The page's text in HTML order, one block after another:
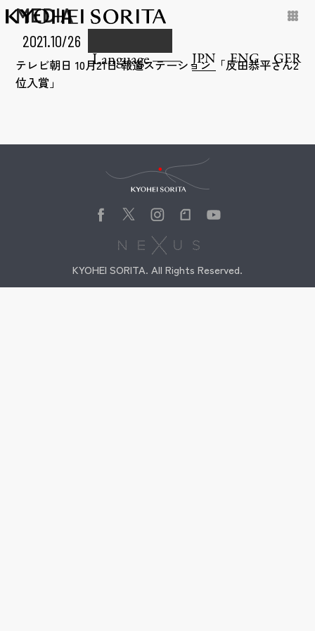
Language JPN ENG GER
MEDIA
2021.10/26
テレビ朝日 10月21日 報道ステーション 「反田恭平さん2
位入賞」
KYOHEI SORITA. All Rights Reserved.